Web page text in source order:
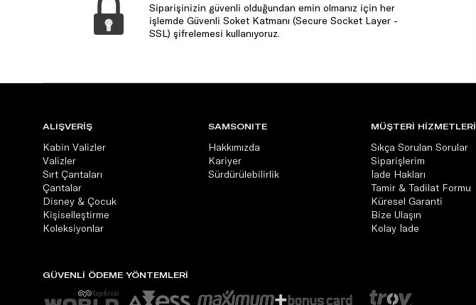
Siparişinizin güvenli olduğundan emin olmanız için her
işlemde Güvenli Soket Katmanı (Secure Socket Layer -
SSL) şifrelemesi kullanıyoruz.
ALIŞVERİŞ
Kabin Valizler
Valizler
Sırt Çantaları
Çantalar
Disney & Çocuk
Kişiselleştirme
Koleksiyonlar
SAMSONITE
Hakkımızda
Kariyer
Sürdürülebilirlik
MÜŞTERİ HİZMETLERİ
Sıkça Sorulan Sorular
Siparişlerim
İade Hakları
Tamir & Tadilat Formu
Küresel Garanti
Bize Ulaşın
Kolay İade
GÜVENLİ ÖDEME YÖNTEMLERİ